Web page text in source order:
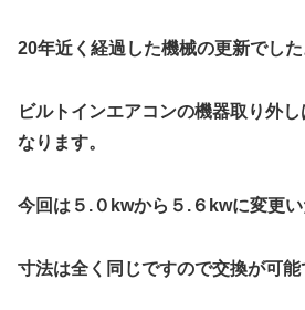
20年近く経過した機械の更新でした
ビルトインエアコンの機器取り外
なります。
今回は５.０kwから５.６kwに変更い
寸法は全く同じですので交換が可能